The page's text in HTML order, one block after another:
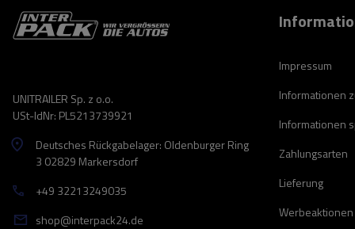
UNITRAILER Sp. z o.o.
USt-IdNr: PL5213739921
Deutsches Rückgabelager: Oldenburger Ring
3 02829 Markersdorf
+49 32213249035
shop@interpack24.de
Impressum
Informationen
Informationen
Zahlungsarten
Lieferung
Werbeaktionen